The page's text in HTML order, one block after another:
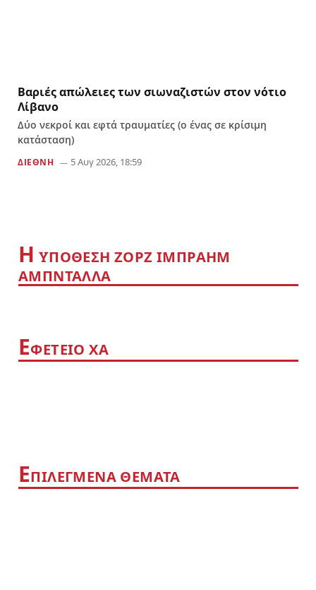
Βαριές απώλειες των σιωναζιστών στον νότιο
Λίβανο
Δύο νεκροί και εφτά τραυματίες (ο ένας σε κρίσιμη
κατάσταση)
ΔΙΕΘΝΗ 5 Αυγ 2026, 18:59
Η YΠΟΘΕΣΗ ΖΟΡΖ ΙΜΠΡΑΗΜ
ΑΜΠΝΤΑΛΛΑ
ΕΦΕΤΕΙΟ ΧΑ
ΕΠΙΛΕΓΜΕΝΑ ΘΕΜΑΤΑ